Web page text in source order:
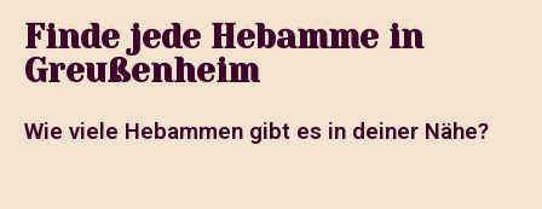
Finde jede Hebamme in
Greußenheim
Wie viele Hebammen gibt es in deiner Nähe?